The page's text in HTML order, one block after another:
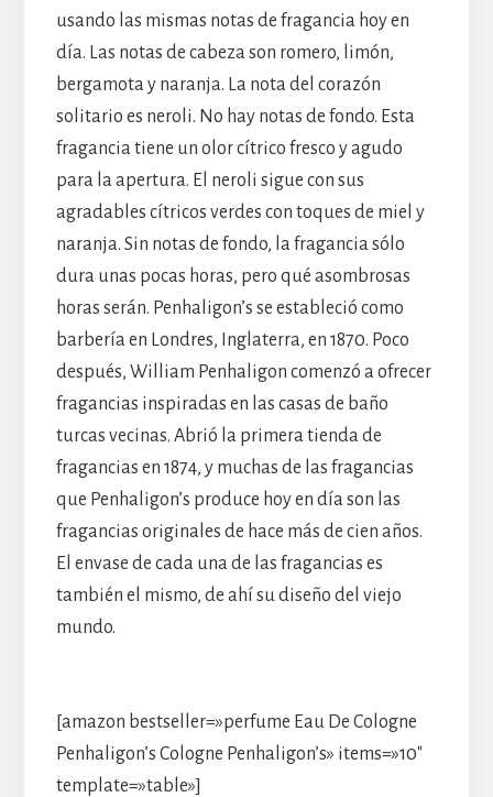
usando las mismas notas de fragancia hoy en
día. Las notas de cabeza son romero, limón,
bergamota y naranja. La nota del corazón
solitario es neroli. No hay notas de fondo. Esta
fragancia tiene un olor cítrico fresco y agudo
para la apertura. El neroli sigue con sus
agradables cítricos verdes con toques de miel y
naranja. Sin notas de fondo, la fragancia sólo
dura unas pocas horas, pero qué asombrosas
horas serán. Penhaligon’s se estableció como
barbería en Londres, Inglaterra, en 1870. Poco
después, William Penhaligon comenzó a ofrecer
fragancias inspiradas en las casas de baño
turcas vecinas. Abrió la primera tienda de
fragancias en 1874, y muchas de las fragancias
que Penhaligon’s produce hoy en día son las
fragancias originales de hace más de cien años.
El envase de cada una de las fragancias es
también el mismo, de ahí su diseño del viejo
mundo.
[amazon bestseller=»perfume Eau De Cologne
Penhaligon’s Cologne Penhaligon’s» items=»10″
template=»table»]